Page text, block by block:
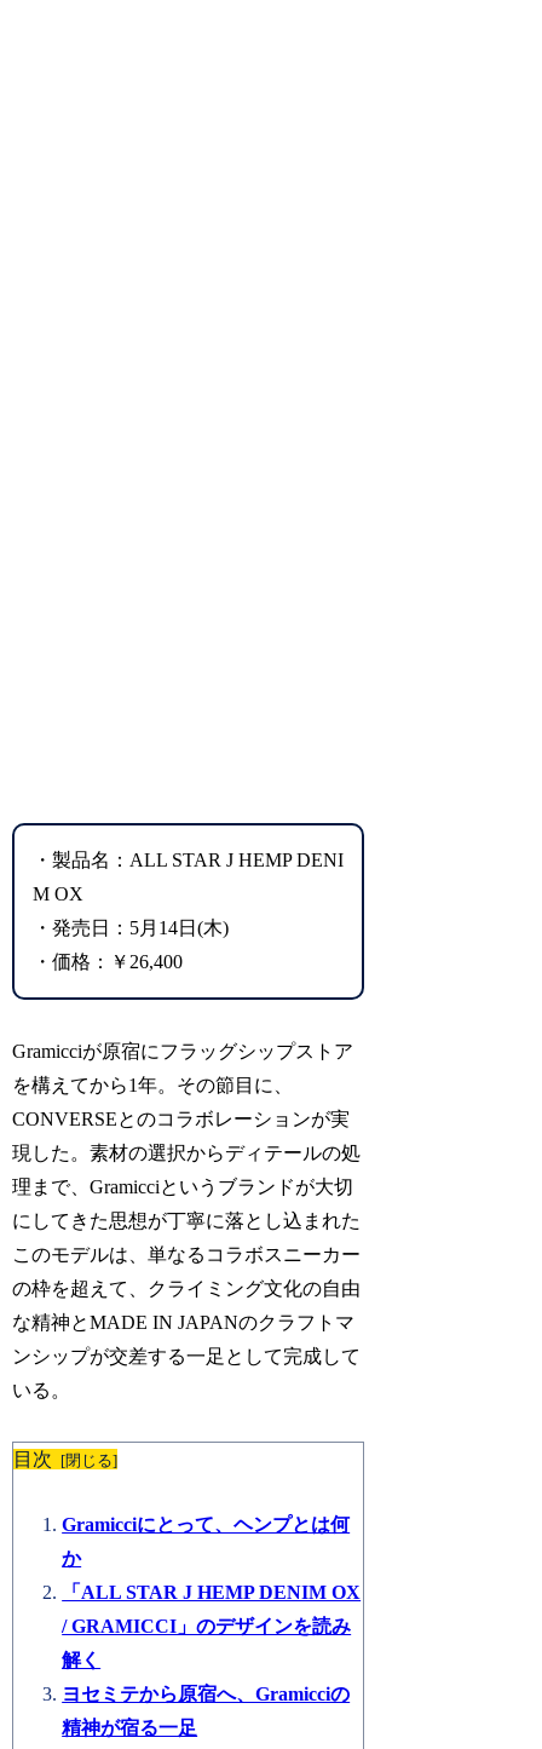
・製品名：ALL STAR J HEMP DENI
M OX
・発売日：5月14日(木)
・価格：￥26,400
Gramicciが原宿にフラッグシップストア
を構えてから1年。その節目に、
CONVERSEとのコラボレーションが実
現した。素材の選択からディテールの処
理まで、Gramicciというブランドが大切
にしてきた思想が丁寧に落とし込まれた
このモデルは、単なるコラボスニーカー
の枠を超えて、クライミング文化の自由
な精神とMADE IN JAPANのクラフトマ
ンシップが交差する一足として完成して
いる。
目次
Gramicciにとって、ヘンプとは何
か
「ALL STAR J HEMP DENIM OX
/ GRAMICCI」のデザインを読み
解く
ヨセミテから原宿へ、Gramicciの
精神が宿る一足